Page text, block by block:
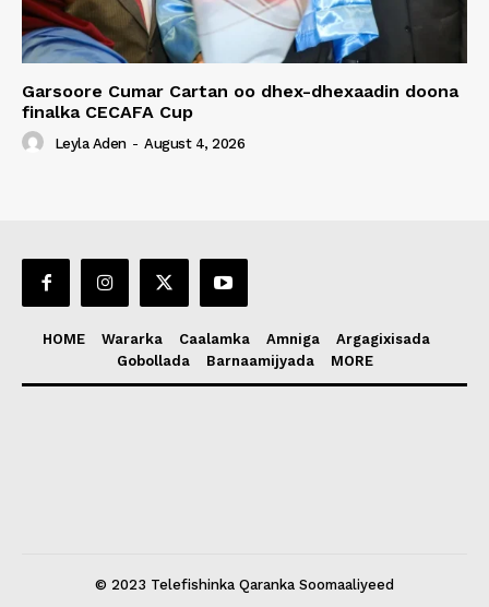
Garsoore Cumar Cartan oo dhex-dhexaadin doona
finalka CECAFA Cup
Leyla Aden - August 4, 2026
HOME Wararka Caalamka Amniga
Argagixisada
Gobollada
Barnaamijyada MORE
© 2023 Telefishinka Qaranka Soomaaliyeed